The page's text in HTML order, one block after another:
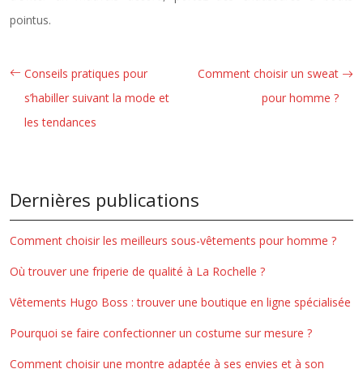
pointus.
Conseils pratiques pour
s’habiller suivant la mode et
les tendances
Comment choisir un sweat
pour homme ?
Dernières publications
Comment choisir les meilleurs sous-vêtements pour homme ?
Où trouver une friperie de qualité à La Rochelle ?
Vêtements Hugo Boss : trouver une boutique en ligne spécialisée
Pourquoi se faire confectionner un costume sur mesure ?
Comment choisir une montre adaptée à ses envies et à son